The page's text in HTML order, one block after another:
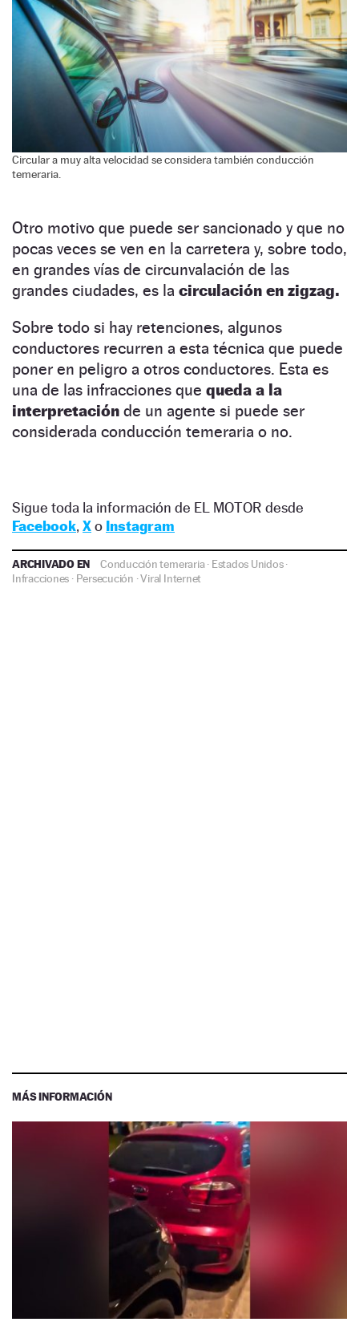
Circular a muy alta velocidad se considera también conducción
temeraria.
Otro motivo que puede ser sancionado y que no
pocas veces se ven en la carretera y, sobre todo,
en grandes vías de circunvalación de las
grandes ciudades, es la circulación en zigzag.
Sobre todo si hay retenciones, algunos
conductores recurren a esta técnica que puede
poner en peligro a otros conductores. Esta es
una de las infracciones que queda a la
interpretación de un agente si puede ser
considerada conducción temeraria o no.
Sigue toda la información de EL MOTOR desde
Facebook, Xo Instagram
ARCHIVADO EN Conducción temeraria· Estados Unidos·
Infracciones · Persecución ·Viral Internet
MÁS INFORMACIÓN